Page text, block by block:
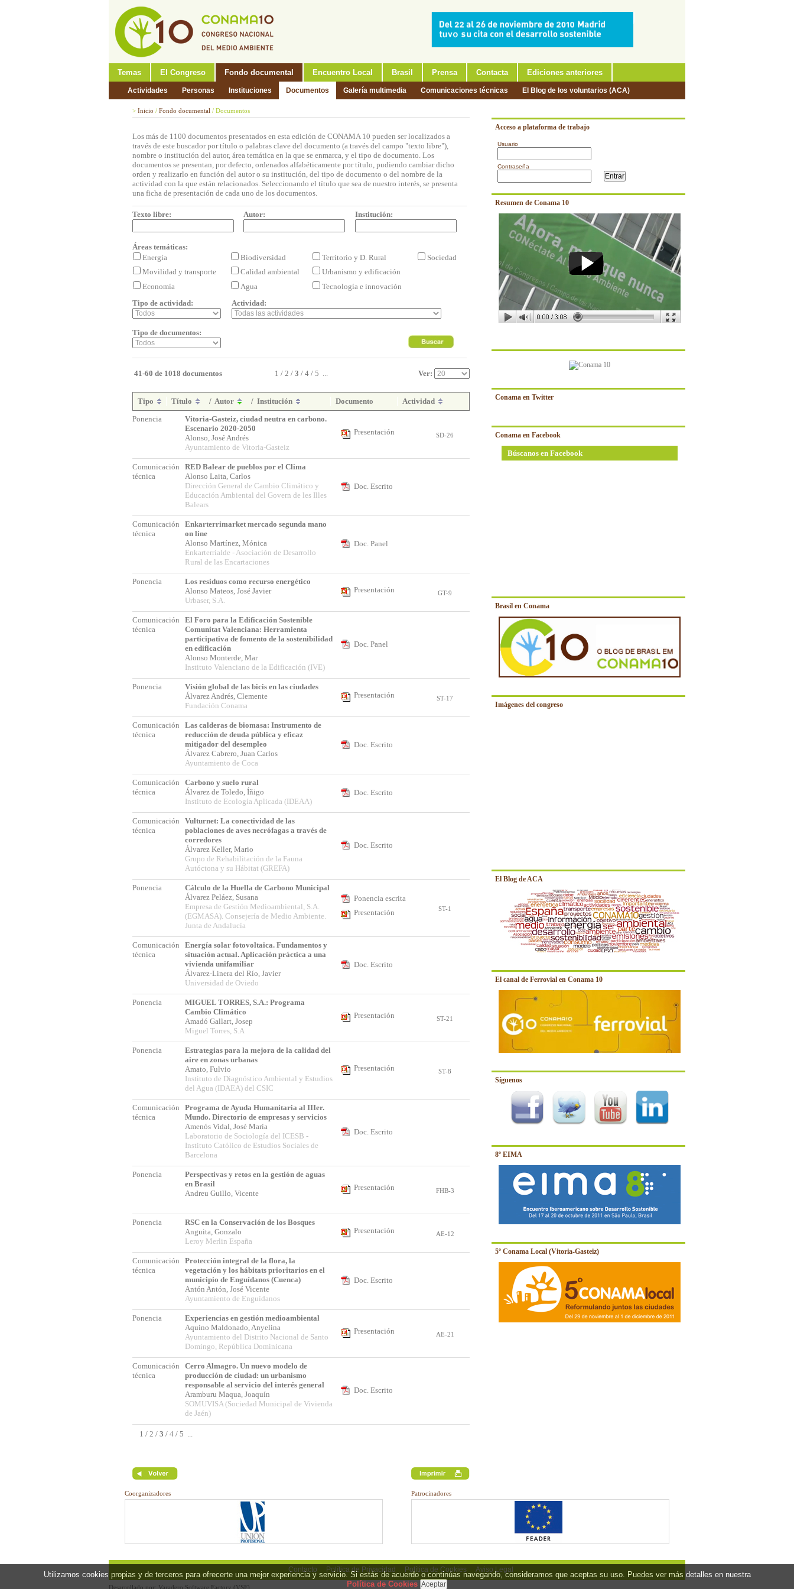
Temas El Congreso Fondo documental Encuentro Local Brasil Prensa Contacta Ediciones anteriores
Actividades Personas Instituciones Documentos Galería multimedia Comunicaciones técnicas El Blog de los voluntarios (ACA)
Acceso a plataforma de trabajo
Usuario
Contraseña
Resumen de Conama 10
Conama en Twitter
Conama en Facebook
Búscanos en Facebook
Brasil en Conama
Imágenes del congreso
El Blog de ACA
El canal de Ferrovial en Conama 10
Síguenos
8º EIMA
5º Conama Local (Vitoria-Gasteiz)
> Inicio / Fondo documental / Documentos
Los más de 1100 documentos presentados en esta edición de CONAMA 10 pueden ser localizados a
través de este buscador por título o palabras clave del documento (a través del campo "texto libre"),
nombre o institución del autor, área temática en la que se enmarca, y el tipo de documento. Los
documentos se presentan, por defecto, ordenados alfabéticamente por título, pudiendo cambiar dicho
orden y realizarlo en función del autor o su institución, del tipo de documento o del nombre de la
actividad con la que están relacionados. Seleccionando el título que sea de nuestro interés, se presenta
una ficha de presentación de cada uno de los documentos.
Texto libre: Autor: Institución:
Áreas temáticas:
Energía
Biodiversidad Territorio y D. Rural
Sociedad
Movilidad y transporte
Calidad ambiental
Urbanismo y edificación
Economía
Agua
Tecnología e innovación
Tipo de actividad:
Actividad:
Tipo de documentos:
41-60 de 1018 documentos 1 / 2 / 3 / 4 / 5 ... Ver:
Tipo Título / Autor / Institución Documento
Actividad
Ponencia
Vitoria-Gasteiz, ciudad neutra en carbono.
Escenario 2020-2050
Alonso, José Andrés
Ayuntamiento de Vitoria-Gasteiz
Presentación SD-26
Comunicación
técnica
RED Balear de pueblos por el Clima
Alonso Laita, Carlos
Dirección General de Cambio Climático y
Educación Ambiental del Govern de les Illes
Balears
Doc. Escrito
Comunicación
técnica
Enkarterrimarket mercado segunda mano
on line
Alonso Martínez, Mónica
Enkarterrialde - Asociación de Desarrollo
Rural de las Encartaciones
Doc. Panel
Ponencia
Los residuos como recurso energético
Alonso Mateos, José Javier
Urbaser, S.A.
Presentación GT-9
Comunicación
técnica
El Foro para la Edificación Sostenible
Comunitat Valenciana: Herramienta
participativa de fomento de la sostenibilidad
en edificación
Alonso Monterde, Mar
Instituto Valenciano de la Edificación (IVE)
Doc. Panel
Ponencia
Visión global de las bicis en las ciudades
Álvarez Andrés, Clemente
Fundación Conama
Presentación ST-17
Comunicación
técnica
Las calderas de biomasa: Instrumento de
reducción de deuda pública y eficaz
mitigador del desempleo
Álvarez Cabrero, Juan Carlos
Ayuntamiento de Coca
Doc. Escrito
Comunicación
técnica
Carbono y suelo rural
Álvarez de Toledo, Íñigo
Instituto de Ecología Aplicada (IDEAA)
Doc. Escrito
Comunicación
técnica
Vulturnet: La conectividad de las
poblaciones de aves necrófagas a través de
corredores
Álvarez Keller, Mario
Grupo de Rehabilitación de la Fauna
Autóctona y su Hábitat (GREFA)
Doc. Escrito
Ponencia
Cálculo de la Huella de Carbono Municipal
Álvarez Peláez, Susana
Empresa de Gestión Medioambiental, S.A.
(EGMASA). Consejería de Medio Ambiente.
Junta de Andalucía
Ponencia escrita
Presentación
ST-1
Comunicación
técnica
Energía solar fotovoltaica. Fundamentos y
situación actual. Aplicación práctica a una
vivienda unifamiliar
Álvarez-Linera del Río, Javier
Universidad de Oviedo
Doc. Escrito
Ponencia
MIGUEL TORRES, S.A.: Programa
Cambio Climático
Amadó Gallart, Josep
Miguel Torres, S.A
Presentación ST-21
Ponencia
Estrategias para la mejora de la calidad del
aire en zonas urbanas
Amato, Fulvio
Instituto de Diagnóstico Ambiental y Estudios
del Agua (IDAEA) del CSIC
Presentación ST-8
Comunicación
técnica
Programa de Ayuda Humanitaria al IIIer.
Mundo. Directorio de empresas y servicios
Amenós Vidal, José María
Laboratorio de Sociología del ICESB -
Instituto Católico de Estudios Sociales de
Barcelona
Doc. Escrito
Ponencia
Perspectivas y retos en la gestión de aguas
en Brasil
Andreu Guillo, Vicente
Presentación FHB-3
Ponencia
RSC en la Conservación de los Bosques
Anguita, Gonzalo
Leroy Merlin España
Presentación AE-12
Comunicación
técnica
Protección integral de la flora, la
vegetación y los hábitats prioritarios en el
municipio de Enguídanos (Cuenca)
Antón Antón, José Vicente
Ayuntamiento de Enguídanos
Doc. Escrito
Ponencia
Experiencias en gestión medioambiental
Aquino Maldonado, Anyelina
Ayuntamiento del Distrito Nacional de Santo
Domingo, República Dominicana
Presentación AE-21
Comunicación
técnica
Cerro Almagro. Un nuevo modelo de
producción de ciudad: un urbanismo
responsable al servicio del interés general
Aramburu Maqua, Joaquín
SOMUVISA (Sociedad Municipal de Vivienda
de Jaén)
Doc. Escrito
1 / 2 / 3 / 4 / 5 ...
Patrocinadores
Coorganizadores
Contacto Política de Privacidad Política de Cookies Aviso Legal
Desarrollado por: Varadero Software Factory (VSF)
Utilizamos cookies propias y de terceros para ofrecerte una mejor experiencia y servicio. Si estás de acuerdo o continúas navegando, consideramos que aceptas su uso. Puedes ver más detalles en nuestra
Política de Cookies